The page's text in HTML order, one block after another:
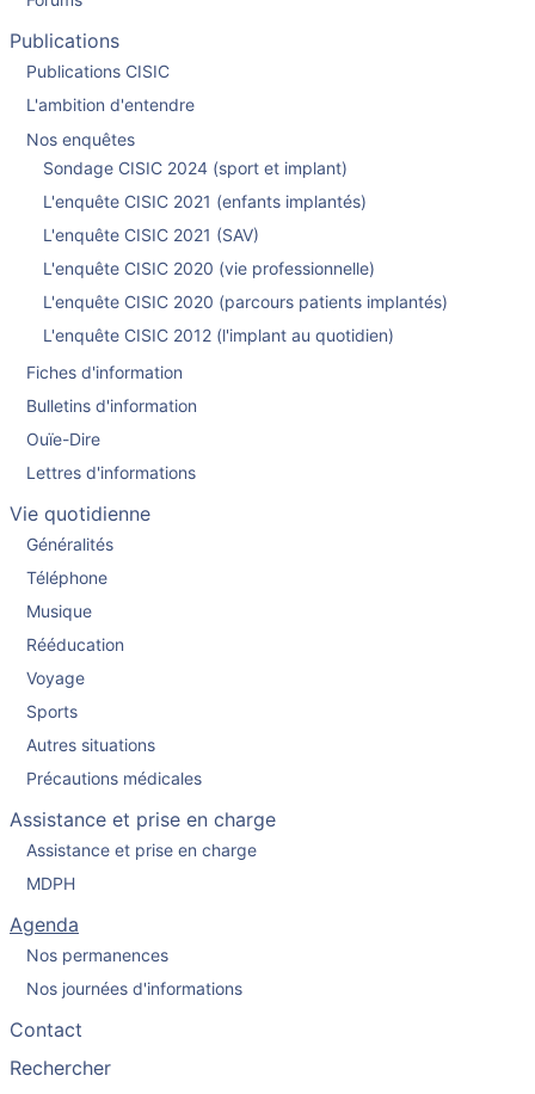
Publications
Publications CISIC
L'ambition d'entendre
Nos enquêtes
Sondage CISIC 2024 (sport et implant)
L'enquête CISIC 2021 (enfants implantés)
L'enquête CISIC 2021 (SAV)
L'enquête CISIC 2020 (vie professionnelle)
L'enquête CISIC 2020 (parcours patients implantés)
L'enquête CISIC 2012 (l'implant au quotidien)
Fiches d'information
Bulletins d'information
Ouïe-Dire
Lettres d'informations
Vie quotidienne
Généralités
Téléphone
Musique
Rééducation
Voyage
Sports
Autres situations
Précautions médicales
Assistance et prise en charge
Assistance et prise en charge
MDPH
Agenda
Nos permanences
Nos journées d'informations
Contact
Rechercher